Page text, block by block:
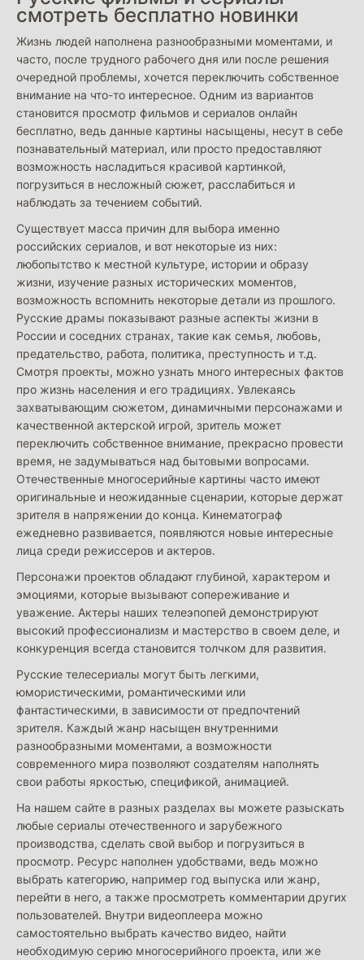
смотреть бесплатно новинки
Жизнь людей наполнена разнообразными моментами, и
часто, после трудного рабочего дня или после решения
очередной проблемы, хочется переключить собственное
внимание на что-то интересное. Одним из вариантов
становится просмотр фильмов и сериалов онлайн
бесплатно, ведь данные картины насыщены, несут в себе
познавательный материал, или просто предоставляют
возможность насладиться красивой картинкой,
погрузиться в несложный сюжет, расслабиться и
наблюдать за течением событий.
Существует масса причин для выбора именно
российских сериалов, и вот некоторые из них:
любопытство к местной культуре, истории и образу
жизни, изучение разных исторических моментов,
возможность вспомнить некоторые детали из прошлого.
Русские драмы показывают разные аспекты жизни в
России и соседних странах, такие как семья, любовь,
предательство, работа, политика, преступность и т.д.
Смотря проекты, можно узнать много интересных фактов
про жизнь населения и его традициях. Увлекаясь
захватывающим сюжетом, динамичными персонажами и
качественной актерской игрой, зритель может
переключить собственное внимание, прекрасно провести
время, не задумываться над бытовыми вопросами.
Отечественные многосерийные картины часто имеют
оригинальные и неожиданные сценарии, которые держат
зрителя в напряжении до конца. Кинематограф
ежедневно развивается, появляются новые интересные
лица среди режиссеров и актеров.
Персонажи проектов обладают глубиной, характером и
эмоциями, которые вызывают сопереживание и
уважение. Актеры наших телеэпопей демонстрируют
высокий профессионализм и мастерство в своем деле, и
конкуренция всегда становится толчком для развития.
Русские телесериалы могут быть легкими,
юмористическими, романтическими или
фантастическими, в зависимости от предпочтений
зрителя. Каждый жанр насыщен внутренними
разнообразными моментами, а возможности
современного мира позволяют создателям наполнять
свои работы яркостью, спецификой, анимацией.
На нашем сайте в разных разделах вы можете разыскать
любые сериалы отечественного и зарубежного
производства, сделать свой выбор и погрузиться в
просмотр. Ресурс наполнен удобствами, ведь можно
выбрать категорию, например год выпуска или жанр,
перейти в него, а также просмотреть комментарии других
пользователей. Внутри видеоплеера можно
самостоятельно выбрать качество видео, найти
необходимую серию многосерийного проекта, или же